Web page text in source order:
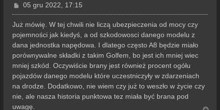
P
o
s
t
05 gru 2022, 17:15
Już mówię. W tej chwili nie liczą ubezpieczenia od mocy czy
pojemności jak kiedyś, a od szkodowosci danego modelu z
dana jednostka napędowa. I dlatego często A8 będzie miało
porównywalne składki z takim Golfem, bo jest ich mniej wiec
mniej szkód. Oczywiście brany jest również procent ogółu
pojazdów danego modelu które uczestniczyły w zdarzeniach
na drodze. Dodatkowo, nie wiem czy już to weszło w życie czy
nie, ale nasza historia punktowa tez miała być brana pod
uwagę.